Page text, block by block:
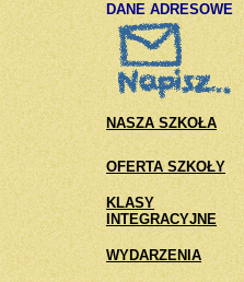
DANE ADRESOWE
NASZA SZKOŁA
OFERTA SZKOŁY
KLASY
INTEGRACYJNE
WYDARZENIA